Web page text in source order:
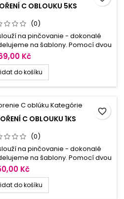
C OBLOUKU 5KS
(0)
na pinčovanie - dokonalé
na šablony. Pomocí dvou
po obou stranách
perfektní tunelový tvar.
a opětovně používat, pohodlné a
tvar nehtu. Délka 2,8cm.
Kč
do košíku
C OBLOUKU 1KS
(0)
na pinčovanie - dokonalé
na šablony. Pomocí dvou
po obou stranách
perfektní tunelový tvar.
a opětovně používat, pohodlné a
tvar nehtu. Délka 2,8cm.
Kč
do košíku
favorite_border